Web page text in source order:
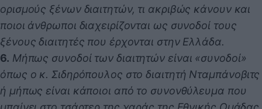
ορισμούς ξένων διαιτητών, τι ακριβώς κάνουν και
ποιοι άνθρωποι διαχειρίζονται ως συνοδοί τους
ξένους διαιτητές που έρχονται στην Ελλάδα.
6. Μήπως συνοδοί των διαιτητών είναι «συνοδοί»
όπως ο κ. Σιδηρόπουλος στο διαιτητή Νταμπάνοβιτς
ή μήπως είναι κάποιοι από το συνονθύλευμα που